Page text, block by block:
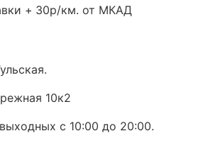
+ 30р/км. от МКАД
10к2
с 10:00 до 20:00.